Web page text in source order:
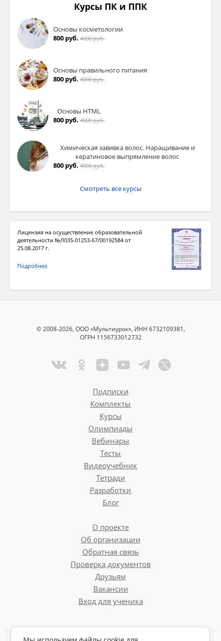
Курсы ПК и ППК
Основы косметологии
800 руб. 4000 руб.
Основы правильного питания
800 руб. 4000 руб.
Основы HTML
800 руб. 4000 руб.
Химическая завивка волос. Наращивание и
кератиновое выпрямление волос
800 руб. 4000 руб.
Смотреть все курсы
Лицензия на осуществление образовательной
деятельности №Л035-01253-67/00192584 от
25.08.2017 г.
Подробнее
© 2008-2026, ООО «Мультиурок», ИНН 6732109381,
ОГРН 1156733012732
Подписки
Комплекты
Курсы
Олимпиады
Вебинары
Тесты
Видеоучебник
Тетради
Разработки
Блог
О проекте
Об организации
Обратная связь
Проверка документов
Друзьям
Вакансии
Вход для ученика